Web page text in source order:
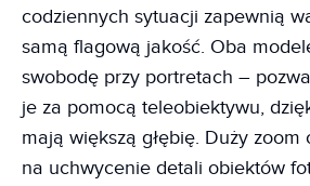
codziennych sytuacji zapewnią
samą flagową jakość. Oba
swobodę przy portretach –
je za pomocą teleobiektywu,
mają większą głębię. Duży zoom
na uchwycenie detali obiektów